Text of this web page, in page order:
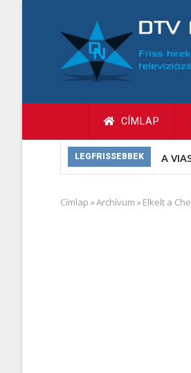
tartalomra
Fő
navigáció
CÍMLAP
LEGFRISSEBBEK A
Morzsa
Címlap »Archívum »Elkelt a